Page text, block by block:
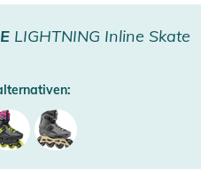
LIGHTNING Inline Skate